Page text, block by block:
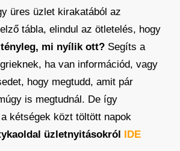
üres üzlet kirakatából az
tábla, elindul az ötletelés, hogy
tényleg, mi nyílik ott? Segíts a
ha van információd, vagy
hogy megtudd, amit pár
is megtudnál. De így
kétségek közt töltött napok
üzletnyitásokról IDE